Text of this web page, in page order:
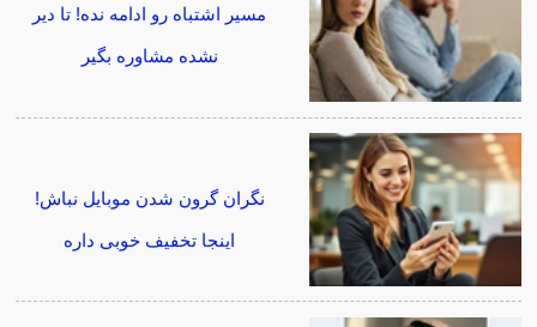
مسیر اشتباه رو ادامه نده! تا دیر
نشده مشاوره بگیر
نگران گرون شدن موبایل نباش!
اینجا تخفیف خوبی داره